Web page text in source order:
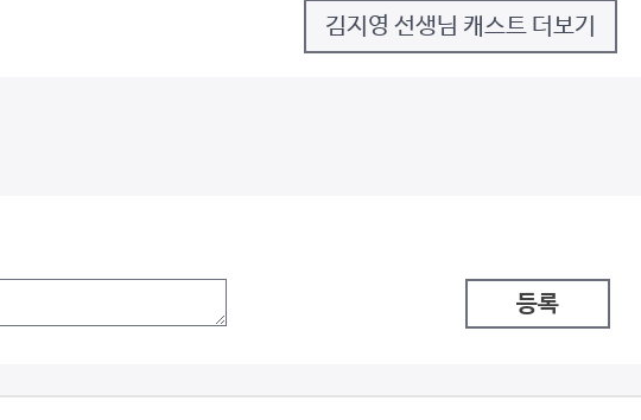
김지영 선생님 캐스트 더보기
등록